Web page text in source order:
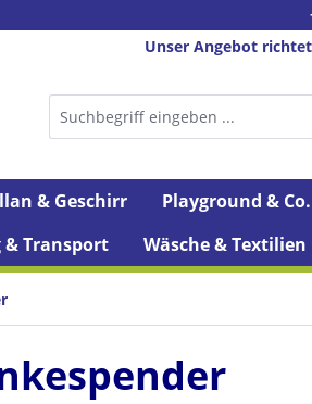
+ + + Sie
Unser Angebot
& Geschirr Playground & Co.
& Transport Wäsche & Textilien